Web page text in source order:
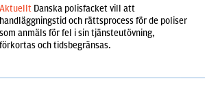
Aktuellt Danska polisfacket vill att
handläggningstid och rättsprocess för de poliser
som anmäls för fel i sin tjänsteutövning,
förkortas och tidsbegränsas.